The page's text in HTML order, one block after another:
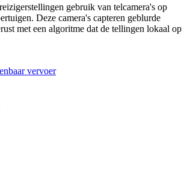
gebruik van telcamera's op
Deze camera's capteren geblurde
met een algoritme dat de tellingen lokaal op
vervoer